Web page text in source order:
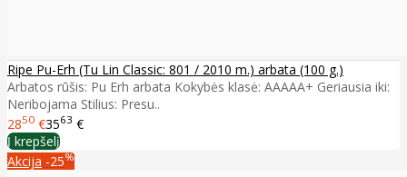
Ripe Pu-Erh (Tu Lin Classic: 801 / 2010 m.) arbata (100 g.)
Arbatos rūšis: Pu Erh arbata Kokybės klasė: AAAAA+ Geriausia iki:
Neribojama Stilius: Presu..
2850 €3563 €
Į krepšelį
Akcija -25%